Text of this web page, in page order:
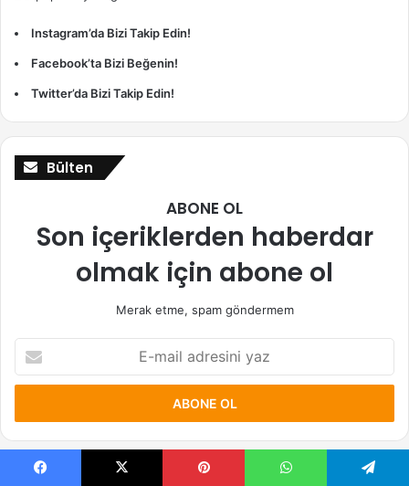
Instagram’da Bizi Takip Edin!
Facebook’ta Bizi Beğenin!
Twitter’da Bizi Takip Edin!
Bülten
ABONE OL
Son içeriklerden haberdar
olmak için abone ol
Merak etme, spam göndermem
mail
adresini